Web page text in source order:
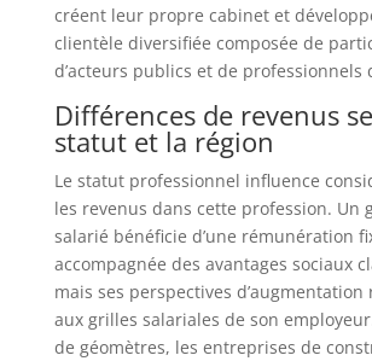
créent leur propre cabinet et
clientèle diversifiée composée de
d’acteurs publics et de professionnels
Différences de revenus
statut et la région
Le statut professionnel influence
les revenus dans cette profession. Un
salarié bénéficie d’une rémunération
accompagnée des avantages sociaux
mais ses perspectives d’augmentation
aux grilles salariales de son
de géomètres, les entreprises de